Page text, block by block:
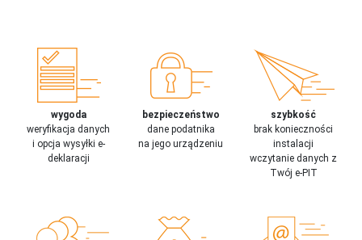
wygoda
weryfikacja danych
i opcja wysyłki e-
deklaracji
bezpieczeństwo
dane podatnika
na jego urządzeniu
szybkość
brak konieczności
instalacji
wczytanie danych z
Twój e-PIT